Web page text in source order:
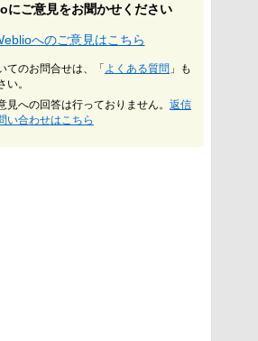
にご意見をお聞かせください
へのご意見はこちら
てのお問合せは、「 よくある質問 」も
い。
への回答は行っておりません。 返信
い合わせはこちら